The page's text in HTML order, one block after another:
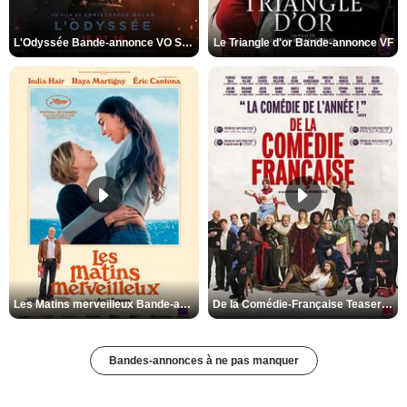
L'Odyssée Bande-annonce VO STFR Le Triangle d'or Bande-annonce VF
Les Matins merveilleux Bande-annonce VF De la Comédie-Française Teaser VF
Bandes-annonces à ne pas manquer